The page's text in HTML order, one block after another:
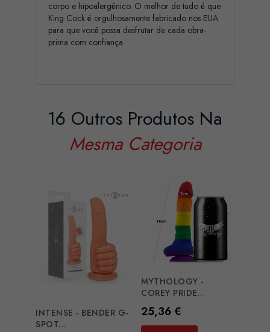
corpo e hipoalergênico. O melhor de tudo é que
King Cock é orgulhosamente fabricado nos EUA
para que você possa desfrutar de cada obra-
prima com confiança.
16 Outros Produtos Na
Mesma Categoria
INTENSE - BENDER G-
SPOT...
MYTHOLOGY -
COREY PRIDE...
Preço
25,36 €